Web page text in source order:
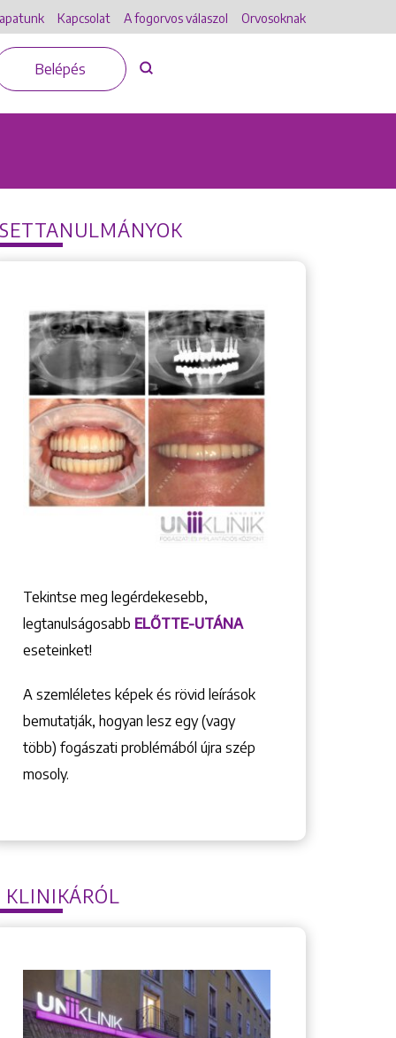
Kapcsolat A fogorvos válaszol Orvosoknak
Belépés
Tekintse meg legérdekesebb,
legtanulságosabb ELŐTTE-UTÁNA
eseteinket!
A szemléletes képek és rövid leírások
bemutatják, hogyan lesz egy (vagy
több) fogászati problémából újra szép
mosoly.
KLINIKÁRÓL